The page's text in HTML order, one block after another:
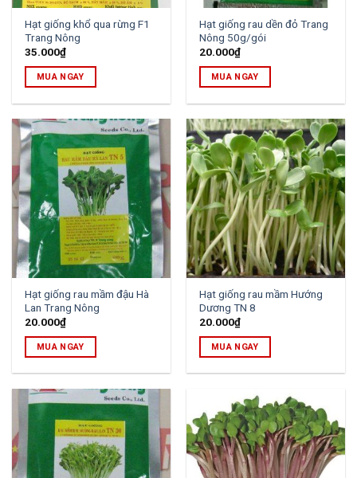
Hạt giống khổ qua rừng F1
Trang Nông
35.000₫
MUA NGAY
Hạt giống rau dền đỏ Trang
Nông 50g/gói
20.000₫
MUA NGAY
Hạt giống rau mầm đậu Hà
Lan Trang Nông
20.000₫
MUA NGAY
Hạt giống rau mầm Hướng
Dương TN 8
20.000₫
MUA NGAY